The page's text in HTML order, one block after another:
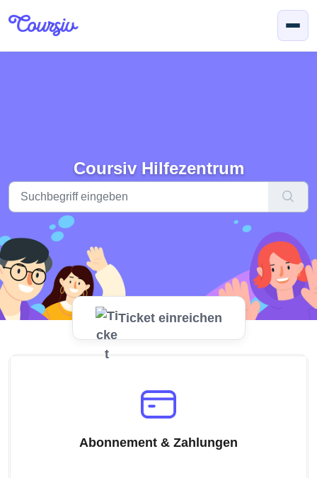
Coursiv Hilfezentrum
Ticket einreichen
Abonnement & Zahlungen